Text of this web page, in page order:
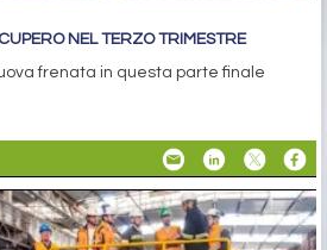
NEL TERZO TRIMESTRE
frenata in questa parte finale